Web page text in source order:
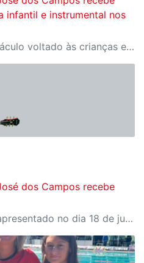
infantil e instrumental nos
Programação reúne espetáculo voltado às crianças e homenagem a um dos grandes nomes do violão brasileiro
dos Campos recebe
Espetáculo gratuito será apresentado no dia 18 de julho, às 20h, no teatro da unidade